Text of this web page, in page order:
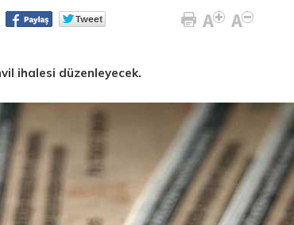
ihalesi düzenleyecek.